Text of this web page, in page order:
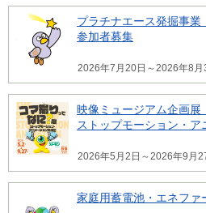
プラチナエース発掘事
参加者募集
2026年7月20日～2026年8月
映像ミュージアム企画展
ストップモーション・ア
2026年5月2日～2026年9月
家庭用蓄電池・エネファ